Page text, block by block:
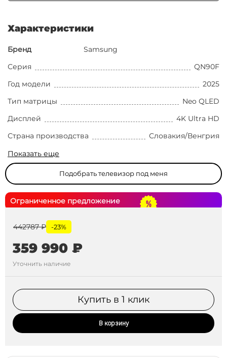
Характеристики
Бренд
Samsung
Серия
QN90F
Год модели
2025
Тип матрицы
Neo QLED
Дисплей
4K Ultra HD
Страна производства
Словакия/Венгрия
Показать еще
Подобрать телевизор под меня
Ограниченное предложение
442787 ₽ -23%
359 990 ₽
Уточнить наличие
Купить в 1 клик
В корзину